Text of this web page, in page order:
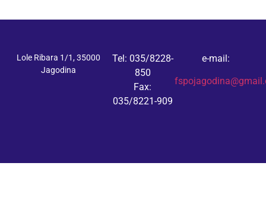
Lole Ribara 1/1, 35000
Jagodina
Tel: 035/8228-
850
Fax:
035/8221-909
e-mail: